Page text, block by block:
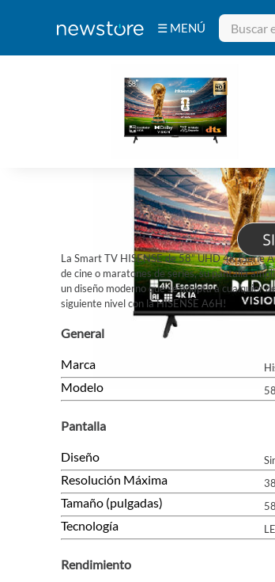
☰ MENÚ
La Smart TV HISENSE de 58” UHD 4K (Serie
de cine o maratones de series, su pantalla
un diseño moderno que se adapta a cualquier
siguiente nivel con la HISENSE A6H!
General
Marca
Modelo
Pantalla
Diseño
Resolución Máxima
Tamaño (pulgadas) 58
Tecnología
Rendimiento